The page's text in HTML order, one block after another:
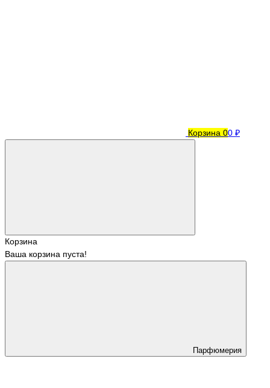
Корзина 00 ₽
Корзина
Ваша корзина пуста!
Парфюмерия